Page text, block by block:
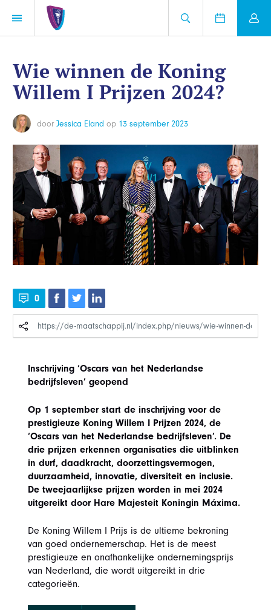
Wie winnen de Koning
Willem I Prijzen 2024?
door Jessica Eland op 13 september 2023
0
Inschrijving ‘Oscars van het Nederlandse
bedrijfsleven’ geopend
Op 1 september start de inschrijving voor de
prestigieuze Koning Willem I Prijzen 2024, de
‘Oscars van het Nederlandse bedrijfsleven’. De
drie prijzen erkennen organisaties die uitblinken
in durf, daadkracht, doorzettingsvermogen,
duurzaamheid, innovatie, diversiteit en inclusie.
De tweejaarlijkse prijzen worden in mei 2024
uitgereikt door Hare Majesteit Koningin Máxima.
De Koning Willem I Prijs is de ultieme bekroning
van goed ondernemerschap. Het is de meest
prestigieuze en onafhankelijke ondernemingsprijs
van Nederland, die wordt uitgereikt in drie
categorieën.